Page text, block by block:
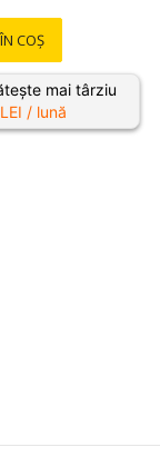
COȘ
mai târziu
LEI / lună